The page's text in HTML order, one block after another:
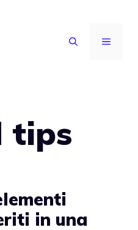
MENU
tips
in una